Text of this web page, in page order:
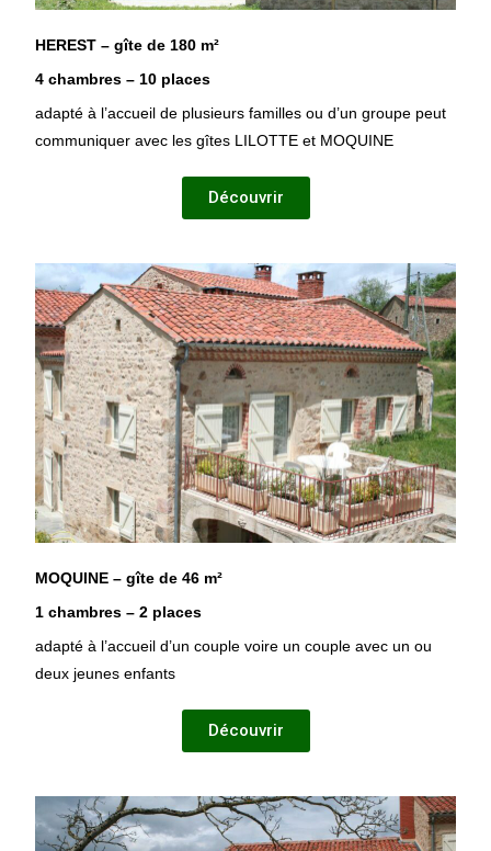
HEREST – gîte de 180 m²
4 chambres – 10 places
adapté à l’accueil de plusieurs familles ou d’un groupe peut
communiquer avec les gîtes LILOTTE et MOQUINE
Découvrir
MOQUINE – gîte de 46 m²
1 chambres – 2 places
adapté à l’accueil d’un couple voire un couple avec un ou
deux jeunes enfants
Découvrir